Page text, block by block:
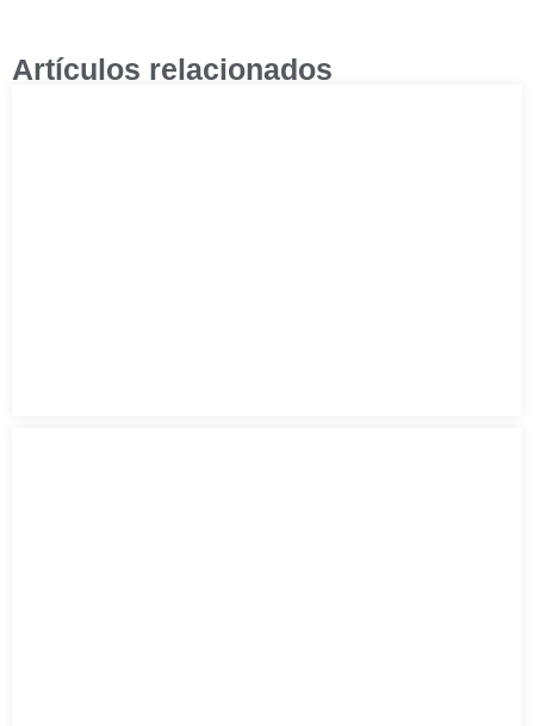
Artículos relacionados